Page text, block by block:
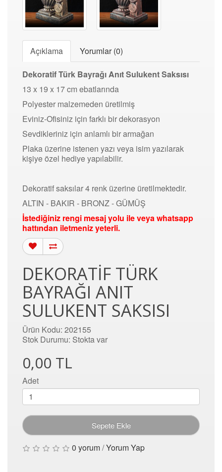
Açıklama Yorumlar (0)
Dekoratif Türk Bayrağı Anıt Sulukent Saksısı
13 x 19 x 17 cm ebatlarında
Polyester malzemeden üretilmiş
Eviniz-Ofisiniz için farklı bir dekorasyon
Sevdikleriniz için anlamlı bir armağan
Plaka üzerine istenen yazı veya isim yazılarak
kişiye özel hediye yapılabilir.
Dekoratif saksılar 4 renk üzerine üretilmektedir.
ALTIN - BAKIR - BRONZ - GÜMÜŞ
İstediğiniz rengi mesaj yolu ile veya whatsapp
hattından iletmeniz yeterli.
DEKORATIF TÜRK
BAYRAĞI ANIT
SULUKENT SAKSISI
Ürün Kodu: 202155
Stok Durumu: Stokta var
0,00 TL
Adet
Sepete Ekle
0 yorum/Yorum Yap